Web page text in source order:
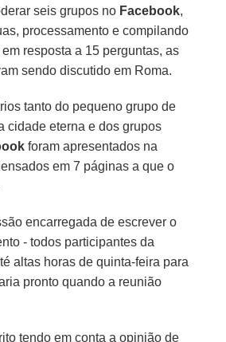
seis grupos no Facebook,
processamento e compilando
resposta a 15 perguntas, as
sendo discutido em Roma.
tanto do pequeno grupo de
cidade eterna e dos grupos
foram apresentados na
em 7 páginas a que o
encarregada de escrever o
- todos participantes da
altas horas de quinta-feira para
pronto quando a reunião
tendo em conta a opinião de